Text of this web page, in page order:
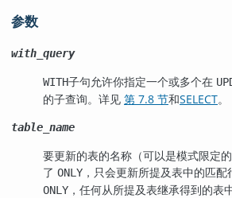
参数
with_query
WITH子句允许你指定一个或多个在
的子查询。详见 第 7.8 节和SELECT。
table_name
要更新的表的名称（可以是模式限定
了 ONLY ，只会更新所提及表中的匹
ONLY ，任何从所提及表继承得到的表